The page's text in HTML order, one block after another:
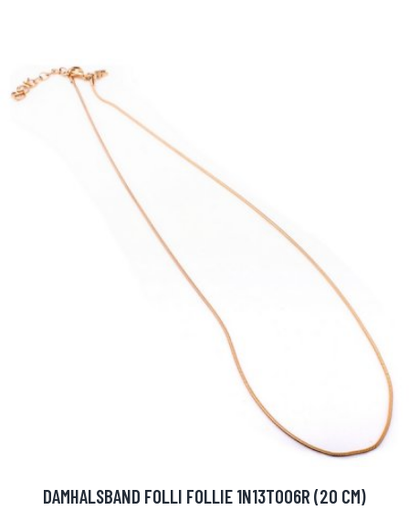
DAMHALSBAND FOLLI FOLLIE 1N13T006R (20 CM)